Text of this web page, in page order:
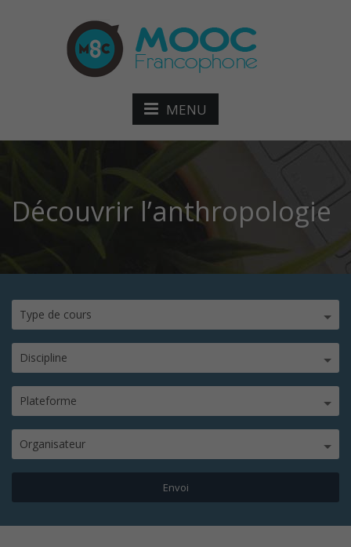
MENU
Découvrir l’anthropologie
Type de cours
Discipline
Plateforme
Organisateur